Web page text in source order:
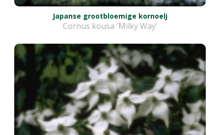
Japanse grootbloemige kornoelj
Cornus kousa 'Milky Way'